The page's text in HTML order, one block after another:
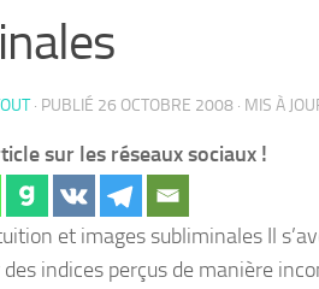
· PUBLIÉ 26 OCTOBRE 2008 · MIS À
sur les réseaux sociaux !
et images subliminales Il
indices perçus de manière